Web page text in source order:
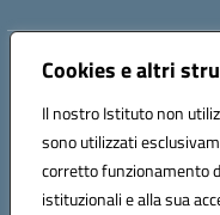
Cookies e altri
Il nostro Istituto non
sono utilizzati
corretto funzionamento
istituzionali e alla sua
Indirizzo:Corso Vittorio
Posta elettronica certificata
Codice fiscale: 97308550827
Codice meccanografico: